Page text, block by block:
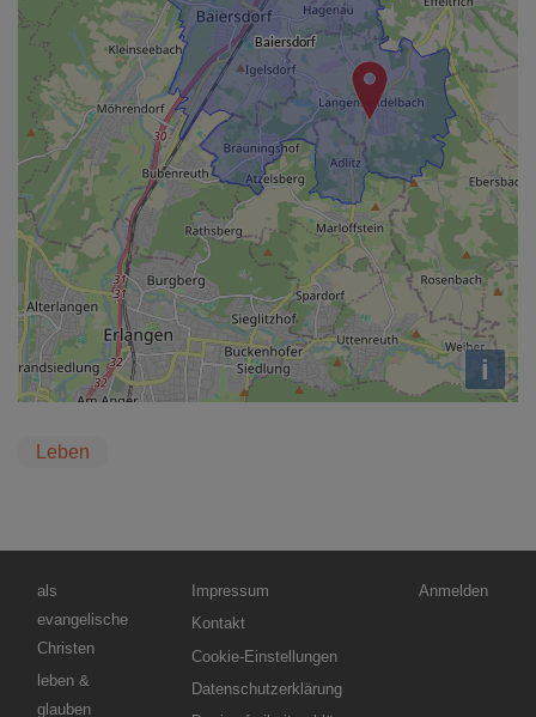
i
Leben
Hauptnavigation
als
evangelische
Christen
leben &
glauben
Fußbereichsmenü
Impressum
Kontakt
Cookie-Einstellungen
Datenschutzerklärung
Benutzermenü
Anmelden